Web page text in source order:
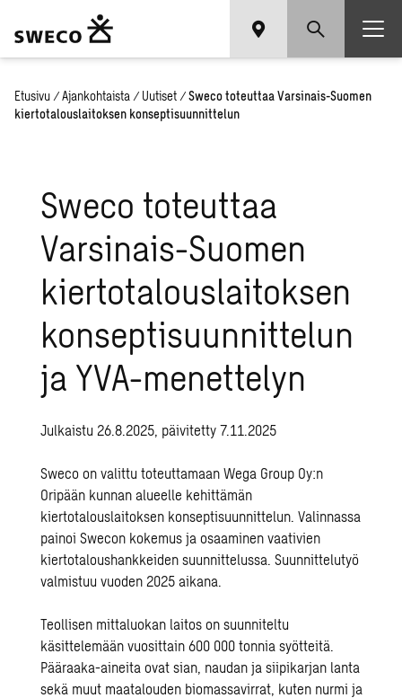
Etusivu / Ajankohtaista / Uutiset / Sweco toteuttaa Varsinais-Suomen
kiertotalouslaitoksen konseptisuunnittelun
Sweco toteuttaa
Varsinais-Suomen
kiertotalouslaitoksen
konseptisuunnittelun
ja YVA-menettelyn
Julkaistu 26.8.2025, päivitetty 7.11.2025
Sweco on valittu toteuttamaan Wega Group Oy:n
Oripään kunnan alueelle kehittämän
kiertotalouslaitoksen konseptisuunnittelun. Valinnassa
painoi Swecon kokemus ja osaaminen vaativien
kiertotaloushankkeiden suunnittelussa. Suunnittelutyö
valmistuu vuoden 2025 aikana.
Teollisen mittaluokan laitos on suunniteltu
käsittelemään vuosittain 600 000 tonnia syötteitä.
Pääraaka-aineita ovat sian, naudan ja siipikarjan lanta
sekä muut maatalouden biomassavirrat, kuten nurmi ja